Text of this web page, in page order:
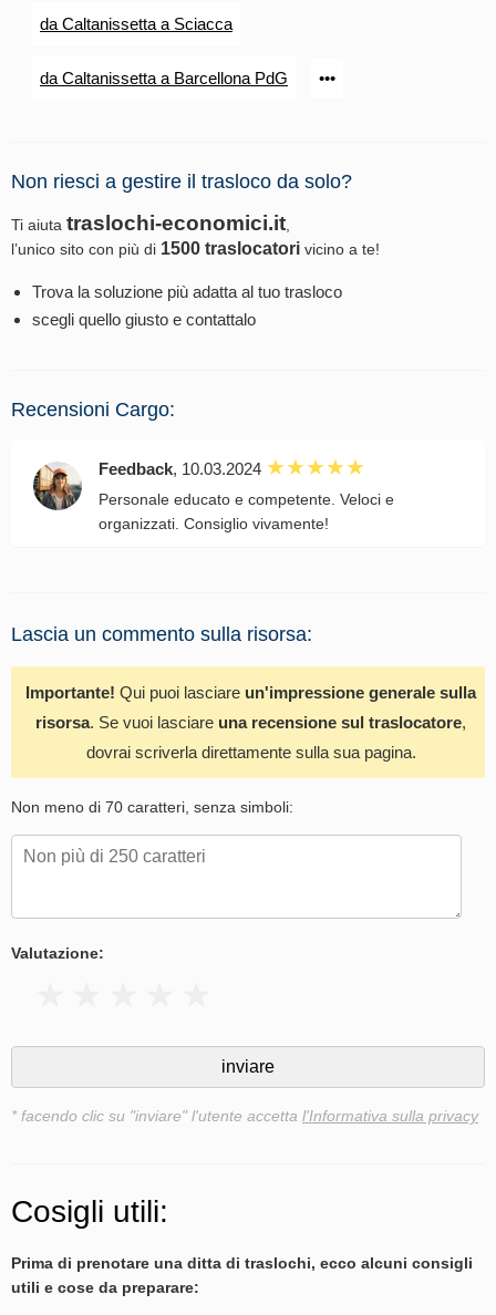
da Caltanissetta a Sciacca
da Caltanissetta a Barcellona PdG •••
Non riesci a gestire il trasloco da solo?
Ti aiuta traslochi-economici.it
l’unico sito con più di 1500 traslocatori vicino a te!
Trova la soluzione più adatta al tuo trasloco
scegli quello giusto e contattalo
Recensioni Cargo:
Feedback, 10.03.2024
Personale educato e competente. Veloci e
organizzati. Consiglio vivamente!
Lascia un commento sulla risorsa:
Importante! Qui puoi lasciare un'impressione generale sulla
risorsa. Se vuoi lasciare una recensione sul traslocatore,
dovrai scriverla direttamente sulla sua pagina.
Non meno di 70 caratteri, senza simboli:
Valutazione:
* facendo clic su "inviare" l'utente accetta l'Informativa sulla privacy
Cosigli utili:
Prima di prenotare una ditta di traslochi, ecco alcuni consigli
utili e cose da preparare: